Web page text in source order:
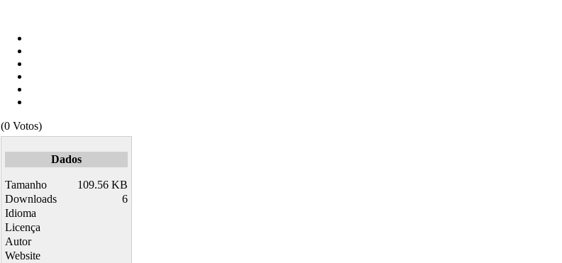
(0 Votos)
Dados
Tamanho
109.56 KB
Downloads
6
Idioma
Licença
Autor
Website